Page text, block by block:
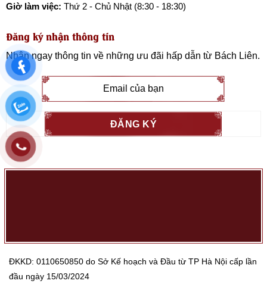
Giờ làm việc: Thứ 2 - Chủ Nhật (8:30 - 18:30)
Đăng ký nhận thông tin
Nhận ngay thông tin về những ưu đãi hấp dẫn từ Bách Liên.
ĐKKD: 0110650850 do Sở Kế hoạch và Đầu từ TP Hà Nội cấp lần
đầu ngày 15/03/2024